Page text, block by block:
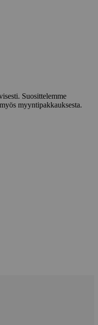
Suosittelemme
myyntipakkauksesta.